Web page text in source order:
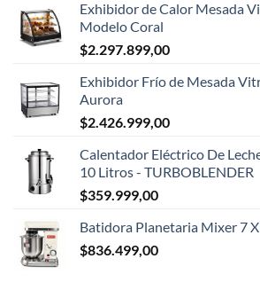
Exhibidor de Calor Mesada
Modelo Coral
$2.297.899,00
Exhibidor Frío de Mesada
Aurora
$2.426.999,00
Calentador Eléctrico De
10 Litros - TURBOBLENDER
$359.999,00
Batidora Planetaria Mixer 7
$836.499,00